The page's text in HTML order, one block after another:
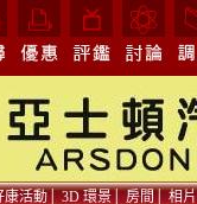
康活動│3D 環景│房間│相片